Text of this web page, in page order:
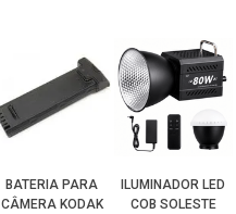
BATERIA PARA
CÂMERA KODAK
ILUMINADOR LED
COB SOLESTE